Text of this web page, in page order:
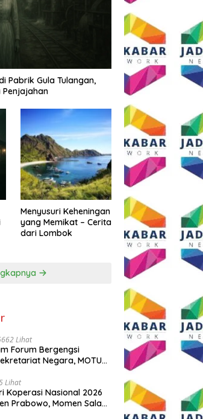
Pabrik Gula Tulangan,
Penjajahan
Menyusuri Keheningan
yang Memikat – Cerita
dari Lombok
Lihat
Forum Bergengsi
Negara, MOTU
Lihat
Koperasi Nasional 2026
Prabowo, Momen Salam